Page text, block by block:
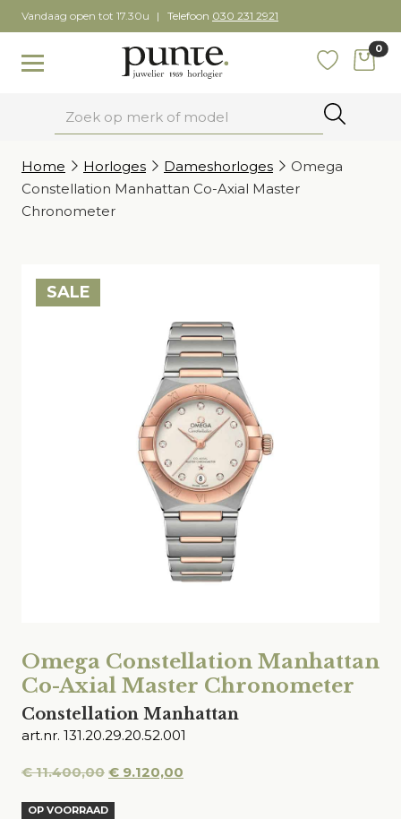
Skip
to
content
Vandaag open tot 17.30u Telefoon 030 231 2921
Toggle navigation
0
Home
Horloges Dameshorloges
Omega
Constellation Manhattan Co-Axial Master
Chronometer
SALE
Omega Constellation Manhattan
Co-Axial Master Chronometer
Constellation Manhattan
art.nr. 131.20.29.20.52.001
€11.400,00 Oorspronkelijke
€ 9.120,00
OP VOORRAAD